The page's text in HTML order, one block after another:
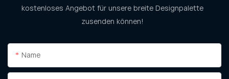
kostenloses Angebot für unsere breite Designpalette
zusenden können!
Name